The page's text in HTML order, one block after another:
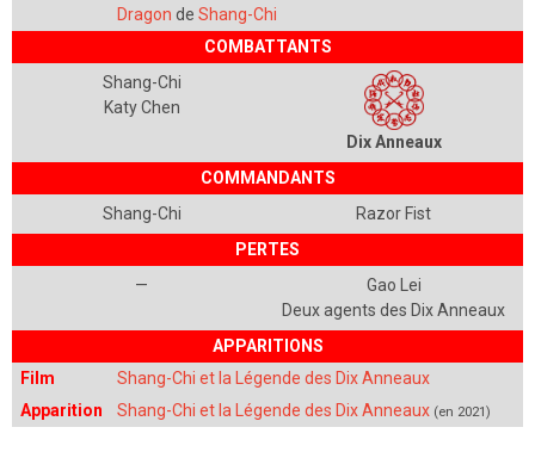
Dragon de Shang-Chi
COMBATTANTS
Shang-Chi
Katy Chen
Dix Anneaux
COMMANDANTS
Shang-Chi
Razor Fist
PERTES
—
Gao Lei
Deux agents des Dix Anneaux
APPARITIONS
Film
Shang-Chi et la Légende des Dix Anneaux
Apparition
Shang-Chi et la Légende des Dix Anneaux (en 2021)